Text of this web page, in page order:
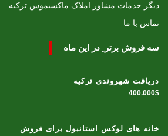
دیگر خدمات مشاور املاک ماکسیموس ترکیه
تماس با ما
سه فروش برتر ِ در این ماه
دریافت شهروندی ترکیه
400.000$
خانه های لوکس استانبول برای فروش